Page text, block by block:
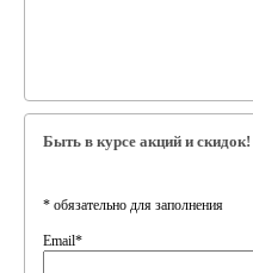
Быть в курсе акций и скидок!
* обязательно для заполнения
Email*